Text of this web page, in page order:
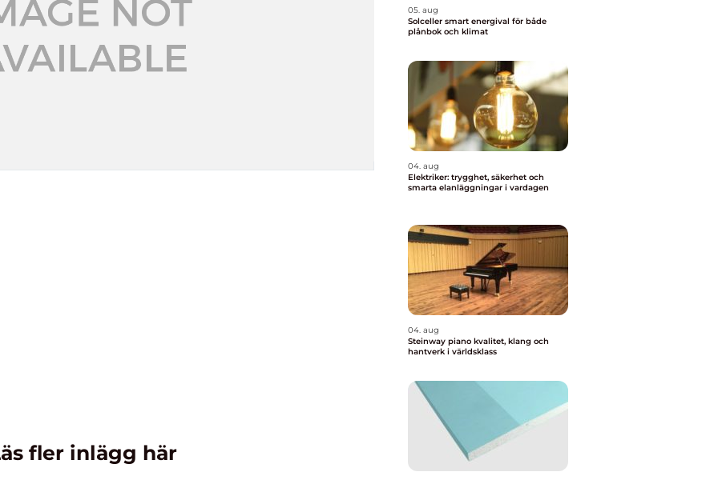
fler inlägg här
05. aug
Solceller smart energival för både
plånbok och klimat
04. aug
Elektriker: trygghet, säkerhet och
smarta elanläggningar i vardagen
04. aug
Steinway piano kvalitet, klang och
hantverk i världsklass